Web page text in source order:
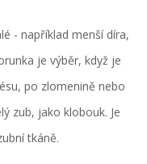
- například menší díra,
je výběr, když je
po zlomenině nebo
zub, jako klobouk. Je
tkáně.